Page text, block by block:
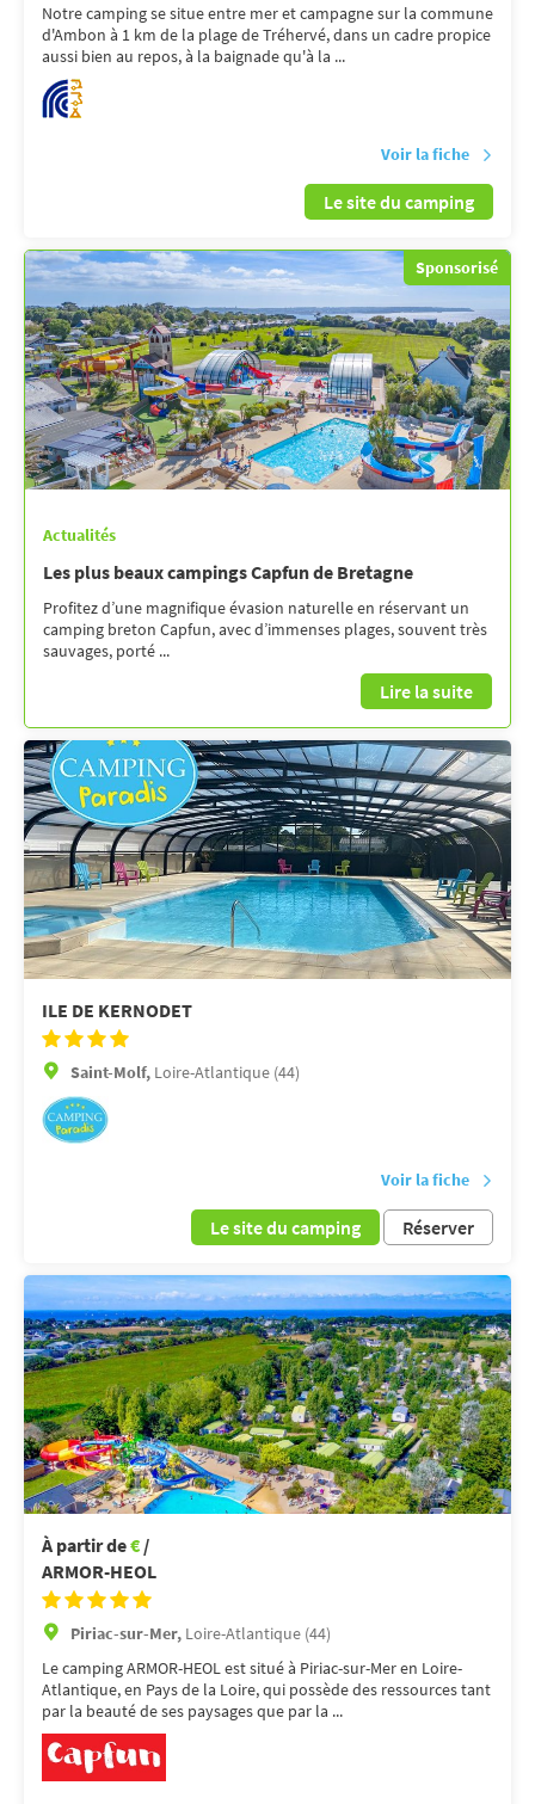
Notre camping se situe entre mer et campagne sur la commune
d'Ambon à 1 km de la plage de Tréhervé, dans un cadre propice
aussi bien au repos, à la baignade qu'à la ...
Voir la fiche
Le site du camping
Sponsorisé
Actualités
Les plus beaux campings Capfun de Bretagne
Profitez d’une magnifique évasion naturelle en réservant un
camping breton Capfun, avec d’immenses plages, souvent très
sauvages, porté ...
Lire la suite
ILE DE KERNODET
Saint-Molf, Loire-Atlantique (44)
Voir la fiche
Le site du camping Réserver
À partir de€ /
ARMOR-HEOL
Piriac-sur-Mer, Loire-Atlantique (44)
Le camping ARMOR-HEOL est situé à Piriac-sur-Mer en Loire-
Atlantique, en Pays de la Loire, qui possède des ressources tant
par la beauté de ses paysages que par la ...